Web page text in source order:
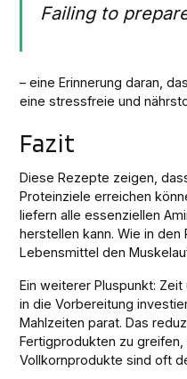
Failing to
– eine Erinnerung daran,
eine stressfreie und
Fazit
Diese Rezepte zeigen,
Proteinziele erreichen
liefern alle essenziellen
herstellen kann. Wie in
Lebensmittel den
Ein weiterer Pluspunkt:
in die Vorbereitung
Mahlzeiten parat. Das
Fertigprodukten zu
Vollkornprodukte sind oft